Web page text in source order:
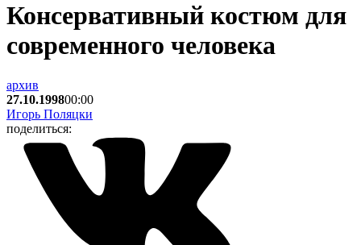
Консервативный костюм для
современного человека
архив
27.10.199800:00
Игорь Поляцки
поделиться: